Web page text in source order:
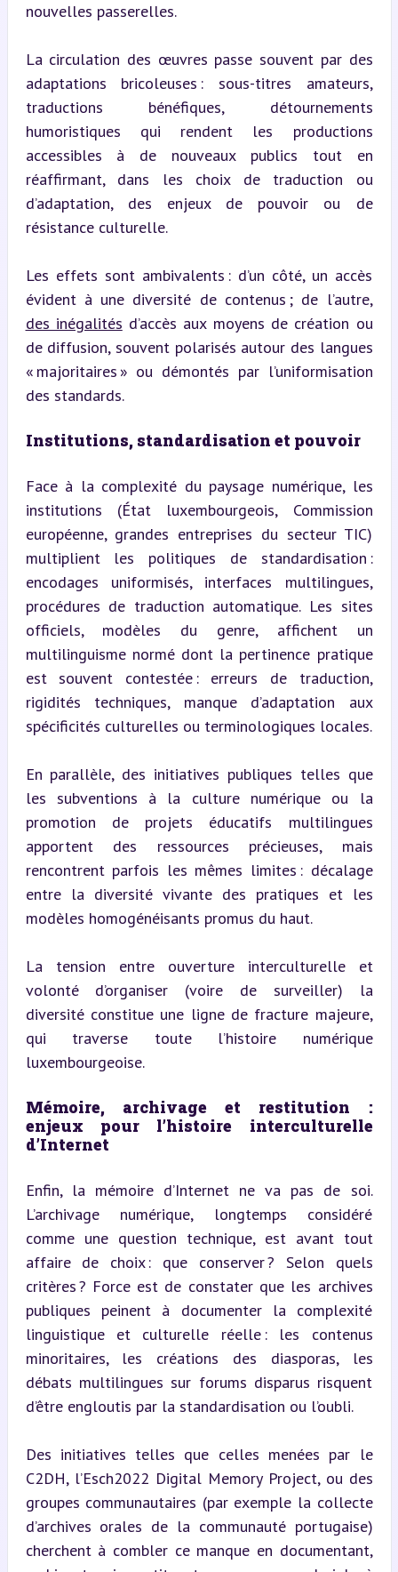
nouvelles passerelles.
La circulation des œuvres passe souvent par des
adaptations bricoleuses : sous-titres amateurs,
traductions bénéfiques, détournements
humoristiques qui rendent les productions
accessibles à de nouveaux publics tout en
réaffirmant, dans les choix de traduction ou
d’adaptation, des enjeux de pouvoir ou de
résistance culturelle.
Les effets sont ambivalents : d’un côté, un accès
évident à une diversité de contenus ; de l’autre,
des inégalités d’accès aux moyens de création ou
de diffusion, souvent polarisés autour des langues
« majoritaires » ou démontés par l’uniformisation
des standards.
Institutions, standardisation et pouvoir
Face à la complexité du paysage numérique, les
institutions (État luxembourgeois, Commission
européenne, grandes entreprises du secteur TIC)
multiplient les politiques de standardisation :
encodages uniformisés, interfaces multilingues,
procédures de traduction automatique. Les sites
officiels, modèles du genre, affichent un
multilinguisme normé dont la pertinence pratique
est souvent contestée : erreurs de traduction,
rigidités techniques, manque d’adaptation aux
spécificités culturelles ou terminologiques locales.
En parallèle, des initiatives publiques telles que
les subventions à la culture numérique ou la
promotion de projets éducatifs multilingues
apportent des ressources précieuses, mais
rencontrent parfois les mêmes limites : décalage
entre la diversité vivante des pratiques et les
modèles homogénéisants promus du haut.
La tension entre ouverture interculturelle et
volonté d’organiser (voire de surveiller) la
diversité constitue une ligne de fracture majeure,
qui traverse toute l’histoire numérique
luxembourgeoise.
Mémoire, archivage et restitution :
enjeux pour l’histoire interculturelle
d’Internet
Enfin, la mémoire d’Internet ne va pas de soi.
L’archivage numérique, longtemps considéré
comme une question technique, est avant tout
affaire de choix : que conserver ? Selon quels
critères ? Force est de constater que les archives
publiques peinent à documenter la complexité
linguistique et culturelle réelle : les contenus
minoritaires, les créations des diasporas, les
débats multilingues sur forums disparus risquent
d’être engloutis par la standardisation ou l’oubli.
Des initiatives telles que celles menées par le
C2DH, l’Esch2022 Digital Memory Project, ou des
groupes communautaires (par exemple la collecte
d’archives orales de la communauté portugaise)
cherchent à combler ce manque en documentant,